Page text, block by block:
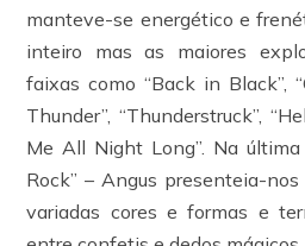
manteve-se energético e
inteiro mas as maiores
faixas como “Back in Black”,
Thunder”, “Thunderstruck”,
Me All Night Long”. Na
Rock” – Angus presenteia-
variadas cores e formas e